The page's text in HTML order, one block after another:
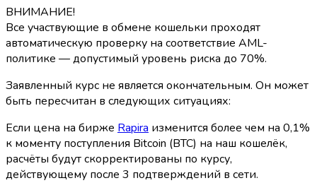
ВНИМАНИЕ!
Все участвующие в обмене кошельки проходят
автоматическую проверку на соответствие AML-
политике — допустимый уровень риска до 70%.
Заявленный курс не является окончательным. Он может
быть пересчитан в следующих ситуациях:
Если цена на бирже Rapira изменится более чем на 0,1%
к моменту поступления Bitcoin (BTC) на наш кошелёк,
расчёты будут скорректированы по курсу,
действующему после 3 подтверждений в сети.